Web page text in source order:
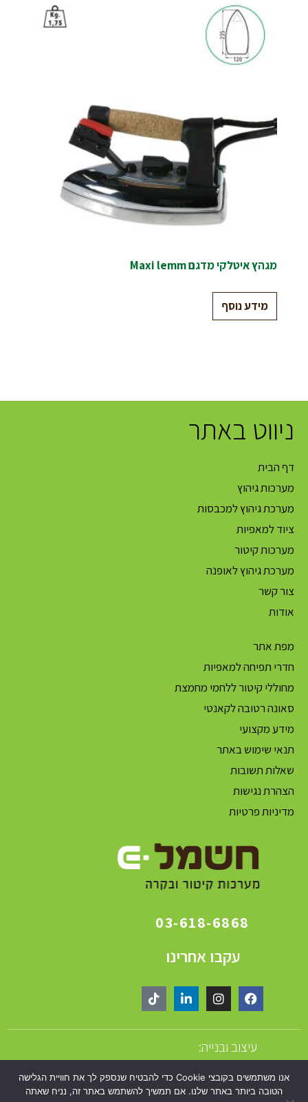
מגהץ איטלקי מדגם Maxi lemm
מידע נוסף
ניווט באתר
דף הבית
מערכות גיהוץ
מערכת גיהוץ למכבסות
ציוד למאפיות
מערכות קיטור
מערכת גיהוץ לאופנה
צור קשר
אודות
מפת אתר
חדרי תפיחה למאפיות
מחוללי קיטור ללחמי מחמצת
סאונה רטובה לקאנטי
מידע מקצועי
תנאי שימוש באתר
שאלות תשובות
הצהרת נגישות
מדיניות פרטיות
03-618-6868
עקבו אחרינו
עיצוב ובנייה:
אנו משתמשים בקובצי Cookie כדי להבטיח שנספק לך את חוויית הגלישה
הטובה ביותר באתר שלנו. אם תמשיך להשתמש באתר זה, נניח שאתה